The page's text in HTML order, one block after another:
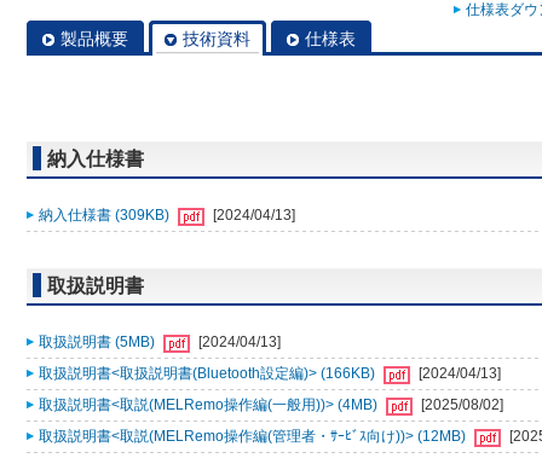
仕様表ダ
製品概要 技術資料 仕様表
納入仕様書
納入仕様書 (309KB) [2024/04/13]
取扱説明書
取扱説明書 (5MB)
[2024/04/13]
取扱説明書<取扱説明書(Bluetooth設定編)> (166KB)
[2024/04/13]
取扱説明書<取説(MELRemo操作編(一般用))> (4MB)
[2025/08/02]
取扱説明書<取説(MELRemo操作編(管理者・ｻｰﾋﾞｽ向け))> (12MB)